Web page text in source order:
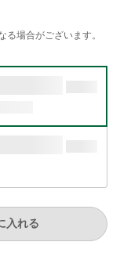
場合がございます。
入れる